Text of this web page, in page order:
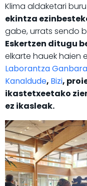
Klima aldaketari
ekintza
gabe, urrats sendo
Eskertzen ditugu
elkarte hauek haien
Laborantza Ganbara
Kanaldude, Bizi,
ikastetxeetako
ez ikasleak.